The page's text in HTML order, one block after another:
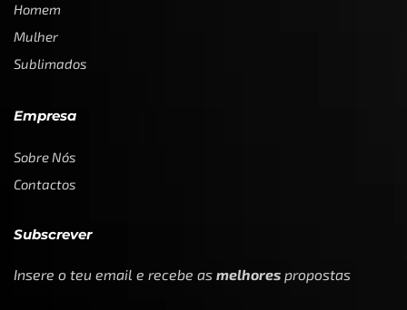
Homem
Mulher
Sublimados
Empresa
Sobre Nós
Contactos
Subscrever
Insere o teu email e recebe as melhores propostas